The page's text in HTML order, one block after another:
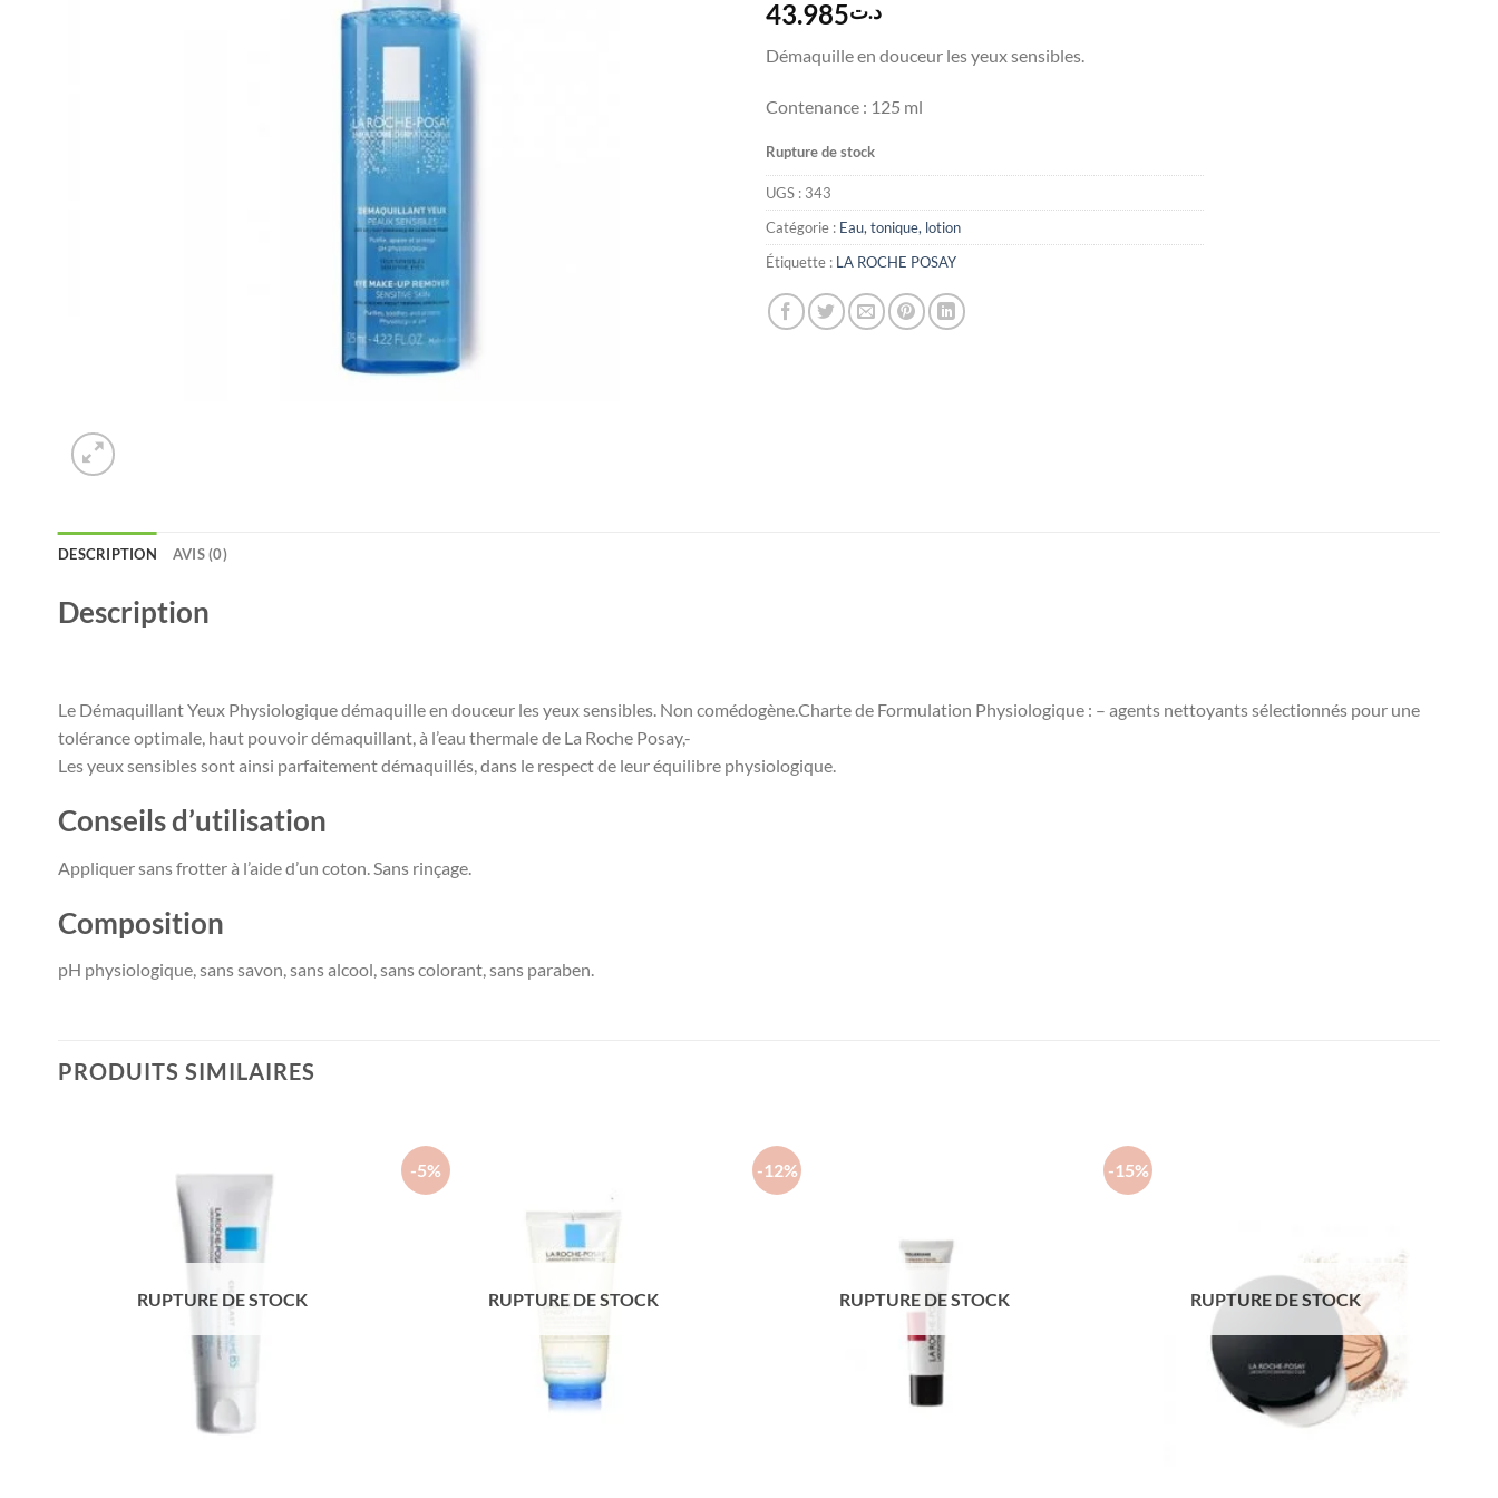
د.ت43.985
Démaquille en douceur les yeux sensibles.
Contenance : 125 ml
Rupture de stock
UGS : 343
Catégorie : Eau, tonique, lotion
Étiquette : LA ROCHE POSAY
DESCRIPTION AVIS (0)
Description
Le Démaquillant Yeux Physiologique démaquille en douceur les yeux sensibles. Non comédogène.Charte de Formulation Physiologique : – agents nettoyants sélectionnés pour une
tolérance optimale, haut pouvoir démaquillant, à l’eau thermale de La Roche Posay,-
Les yeux sensibles sont ainsi parfaitement démaquillés, dans le respect de leur équilibre physiologique.
Conseils d’utilisation
Appliquer sans frotter à l’aide d’un coton. Sans rinçage.
Composition
pH physiologique, sans savon, sans alcool, sans colorant, sans paraben.
PRODUITS SIMILAIRES
RUPTURE DE STOCK
-5%
RUPTURE DE STOCK
-12%
RUPTURE DE STOCK
-15%
RUPTURE DE STOCK